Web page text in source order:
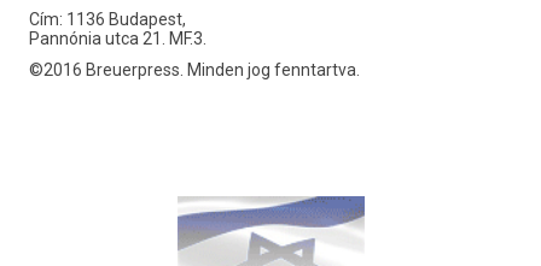
Cím: 1136 Budapest,
Pannónia utca 21. MF.3.
©2016 Breuerpress. Minden jog fenntartva.